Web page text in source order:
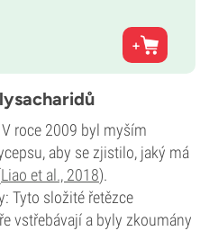
roce 2009 byl myším
aby se zjistilo, jaký má
Liao et al., 2018).
Tyto složité řetězce
vstřebávají a byly zkoumány